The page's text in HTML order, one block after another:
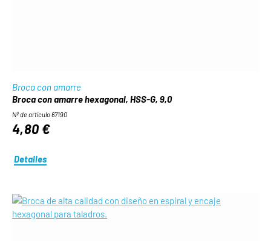
Broca con amarre
Broca con amarre hexagonal, HSS-G, 9,0
Nº de artículo 67190
4,80 €
Detalles